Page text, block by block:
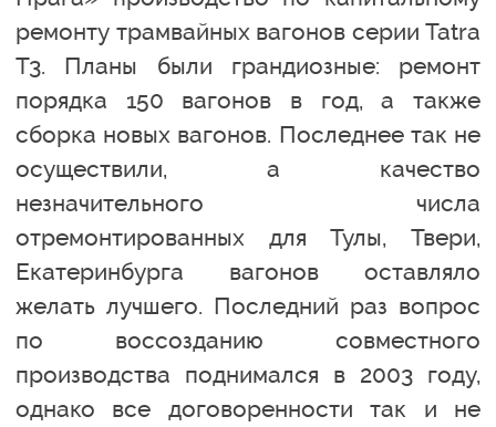
ремонту трамвайных вагонов серии Tatra
T3. Планы были грандиозные: ремонт
порядка 150 вагонов в год, а также
сборка новых вагонов. Последнее так не
осуществили, а качество
незначительного числа
отремонтированных для Тулы, Твери,
Екатеринбурга вагонов оставляло
желать лучшего. Последний раз вопрос
по воссозданию совместного
производства поднимался в 2003 году,
однако все договоренности так и не